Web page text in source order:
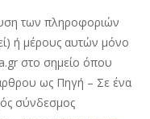
των πληροφοριών
ή μέρους αυτών μόνο
στο σημείο όπου
ως Πηγή – Σε ένα
σύνδεσμος